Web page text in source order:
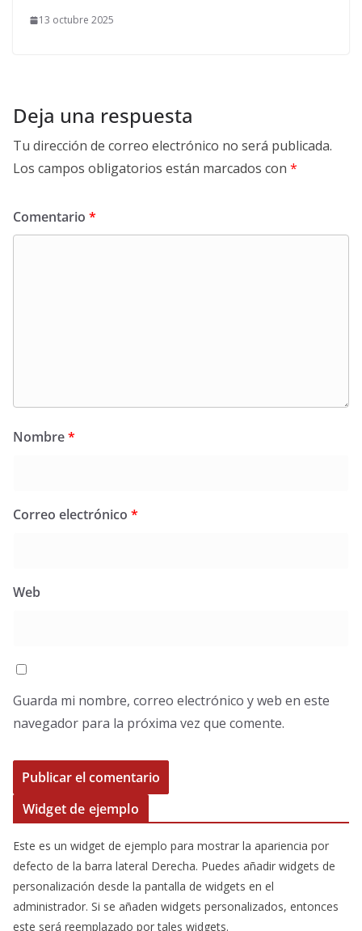
13 octubre 2025
Deja una respuesta
Tu dirección de correo electrónico no será publicada.
Los campos obligatorios están marcados con *
Comentario *
Nombre*
Correo electrónico *
Web
Guarda mi nombre, correo electrónico y web en este
navegador para la próxima vez que comente.
Widget de ejemplo
Este es un widget de ejemplo para mostrar la apariencia por
defecto de la barra lateral Derecha. Puedes añadir widgets de
personalización desde la pantalla de widgets en el
administrador. Si se añaden widgets personalizados, entonces
este será reemplazado por tales widgets.